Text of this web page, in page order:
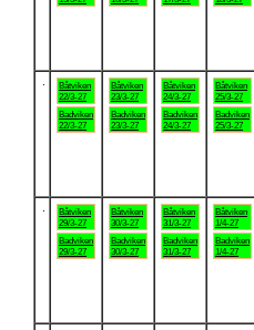
Båtviken
22/3-27
Badviken
22/3-27
Båtviken
23/3-27
Badviken
23/3-27
Båtviken
24/3-27
Badviken
24/3-27
Båtviken
25/3-27
Badviken
25/3-27
Båtviken
29/3-27
Badviken
29/3-27
Båtviken
30/3-27
Badviken
30/3-27
Båtviken
31/3-27
Badviken
31/3-27
Båtviken
1/4-27
Badviken
1/4-27